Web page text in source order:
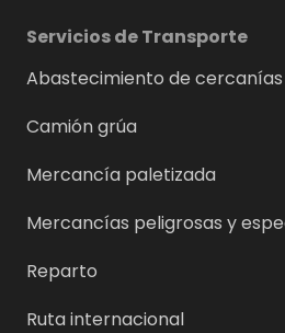
Servicios de Transporte
Abastecimiento de cercanías
Camión grúa
Mercancía paletizada
Mercancías peligrosas y
Reparto
Ruta internacional